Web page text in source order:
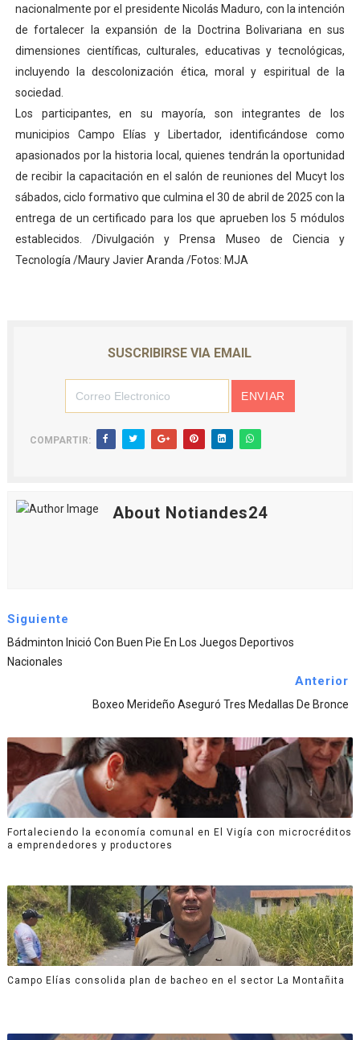
nacionalmente por el presidente Nicolás Maduro, con la intención
de fortalecer la expansión de la Doctrina Bolivariana en sus
dimensiones científicas, culturales, educativas y tecnológicas,
incluyendo la descolonización ética, moral y espiritual de la
sociedad.
Los participantes, en su mayoría, son integrantes de los
municipios Campo Elías y Libertador, identificándose como
apasionados por la historia local, quienes tendrán la oportunidad
de recibir la capacitación en el salón de reuniones del Mucyt los
sábados, ciclo formativo que culmina el 30 de abril de 2025 con la
entrega de un certificado para los que aprueben los 5 módulos
establecidos. /Divulgación y Prensa Museo de Ciencia y
Tecnología /Maury Javier Aranda /Fotos: MJA
SUSCRIBIRSE VIA EMAIL
COMPARTIR:
About Notiandes24
Siguiente
Bádminton Inició Con Buen Pie En Los Juegos Deportivos
Nacionales
Anterior
Boxeo Merideño Aseguró Tres Medallas De Bronce
Fortaleciendo la economía comunal en El Vigía con microcréditos
a emprendedores y productores
Campo Elías consolida plan de bacheo en el sector La Montañita